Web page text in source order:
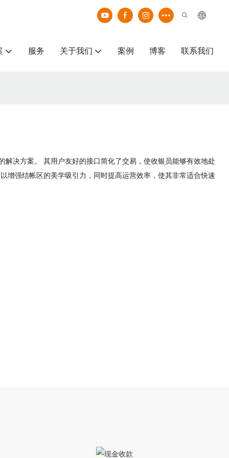
服务 关于我们 案例 博客 联系我们
决方案。 其用户友好的接口简化了交易，使收银员能够有效地处
增强结帐区的美学吸引力，同时提高运营效率，使其非常适合快速